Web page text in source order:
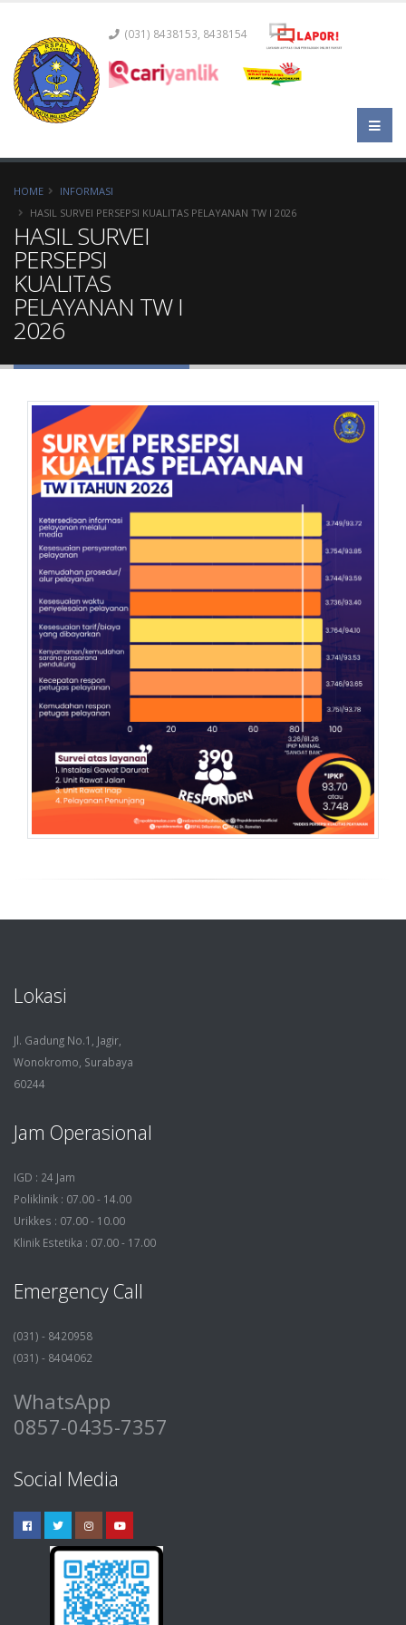
(031) 8438153, 8438154
HOME
INFORMASI
HASIL SURVEI PERSEPSI KUALITAS PELAYANAN TW I 2026
HASIL SURVEI
PERSEPSI
KUALITAS
PELAYANAN TW I
2026
Lokasi
Jl. Gadung No.1, Jagir,
Wonokromo, Surabaya
60244
Jam Operasional
IGD : 24 Jam
Poliklinik : 07.00 - 14.00
Urikkes : 07.00 - 10.00
Klinik Estetika : 07.00 - 17.00
Emergency Call
(031) - 8420958
(031) - 8404062
WhatsApp
0857-0435-7357
Social Media